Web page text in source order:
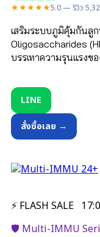
★★★★★5.0 — รีวิว
เสริมระบบภูมิคุ้มกันลู
Oligosaccharides
บรรเทาความรุนแรงข
LINE
สั่งซื้อเลย →
⚡ FLASH SALE 17:
🛡️ Multi-IMMU